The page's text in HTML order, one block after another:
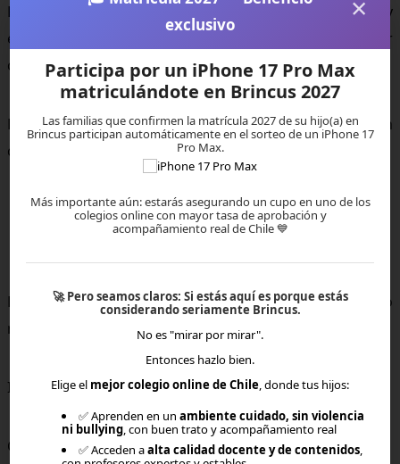
Elegir con información, observar el bienestar del hijo y
evaluar la coherencia familiar es una forma de actuar
con madurez.
El miedo no desaparece mágicamente. Se gestiona con
claridad.
El miedo a equivocarse al elegir colegio es natural. Pero
no debe paralizar.
Informarse.
Observar.
×
exclusivo
Participa por un iPhone 17 Pro Max
matriculándote en Brincus 2027
Las familias que confirmen la matrícula 2027 de su hijo(a) en
Brincus participan automáticamente en el sorteo de un iPhone 17
Pro Max.
Más importante aún: estarás asegurando un cupo en uno de los
colegios online con mayor tasa de aprobación y
acompañamiento real de Chile 💙
🚀Pero seamos claros: Si estás aquí es porque estás
considerando seriamente Brincus.
No es "mirar por mirar".
Entonces hazlo bien.
Elige el mejor colegio online de Chile, donde tus hijos:
✅ Aprenden en unambiente cuidado, sin violencia
ni bullying, con buen trato y acompañamiento real
✅ Acceden aalta calidad docente y de contenidos,